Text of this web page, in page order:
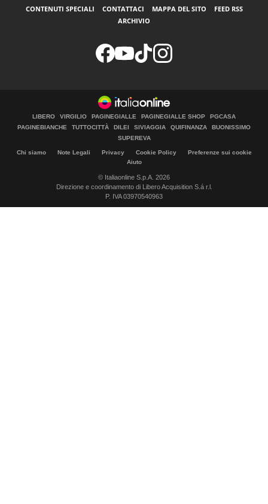
CONTENUTI SPECIALI CONTATTACI MAPPA DEL SITO
FEED RSS
ARCHIVIO
LIBERO VIRGILIO PAGINEGIALLE PAGINEGIALLE SHOP
PGCASA
PAGINEBIANCHE
TUTTOCITTÀ DILEI SIVIAGGIA QUIFINANZA
BUONISSIMO
SUPEREVA
Chi siamo Note Legali Privacy Cookie Policy
Preferenze sui cookie
Aiuto
© Italiaonline S.p.A. 2026
Direzione e coordinamento di Libero Acquisition S.á r.l.
P. IVA 03970540963